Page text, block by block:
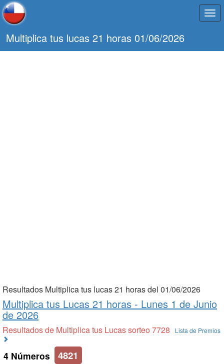
Multiplica tus lucas 21 horas 01/06/2026
Resultados Multiplica tus lucas 21 horas del 01/06/2026
Multiplica tus Lucas 21 horas - Lunes 1 de Junio
de 2026
Resultados de Multiplica tus Lucas sorteo 7728 Lista de Premios
4 Números 4821